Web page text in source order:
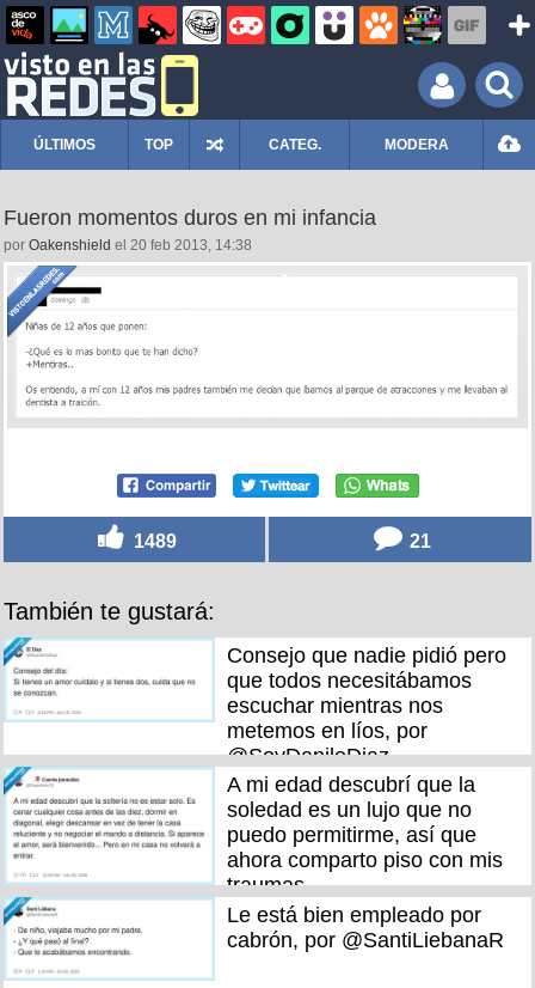
ÚLTIMOS TOP CATEG. MODERA
Fueron momentos duros en mi infancia
por Oakenshield el 20 feb 2013, 14:38
1489 21
También te gustará:
Consejo que nadie pidió pero
que todos necesitábamos
escuchar mientras nos
metemos en líos, por
@SoyDaniloDiaz
A mi edad descubrí que la
soledad es un lujo que no
puedo permitirme, así que
ahora comparto piso con mis
traumas
Le está bien empleado por
cabrón, por @SantiLiebanaR